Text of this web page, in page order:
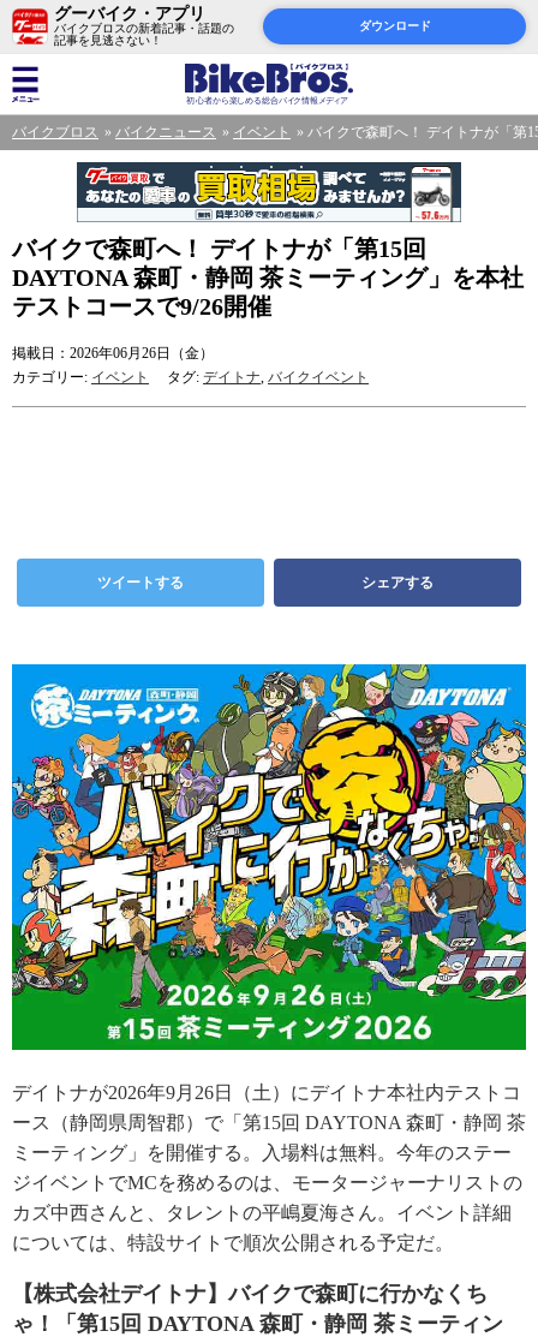
グーバイク・アプリ
バイクブロスの新着記事・話題の
記事を見逃さない！
ダウンロード
バイクブロス バイクニュース イベント バイクで森町へ！ デイトナが「第
バイクで森町へ！ デイトナが「第15回
DAYTONA 森町・静岡 茶ミーティング」を本社
テストコースで9/26開催
掲載日：2026年06月26日（金）
カテゴリー: イベント タグ: デイトナ, バイクイベント
ツイートする シェアする
デイトナが2026年9月26日（土）にデイトナ本社内テストコ
ース（静岡県周智郡）で「第15回 DAYTONA 森町・静岡 茶
ミーティング」を開催する。入場料は無料。今年のステー
ジイベントでMCを務めるのは、モータージャーナリストの
カズ中西さんと、タレントの平嶋夏海さん。イベント詳細
については、特設サイトで順次公開される予定だ。
【株式会社デイトナ】バイクで森町に行かなくち
ゃ！「第15回 DAYTONA 森町・静岡 茶ミーティン